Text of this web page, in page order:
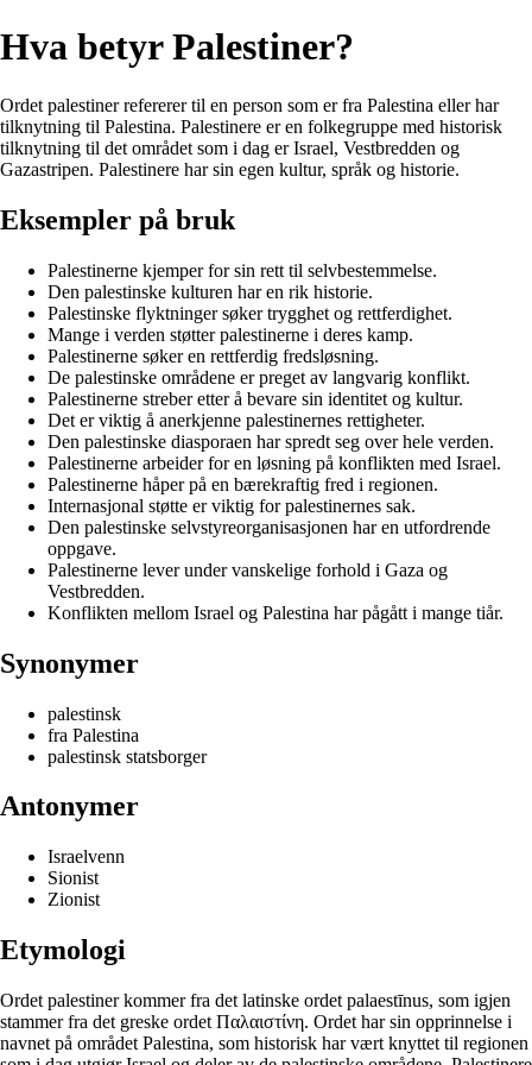
Hva betyr Palestiner?
Ordet palestiner refererer til en person som er fra Palestina eller har
tilknytning til Palestina. Palestinere er en folkegruppe med historisk
tilknytning til det området som i dag er Israel, Vestbredden og
Gazastripen. Palestinere har sin egen kultur, språk og historie.
Eksempler på bruk
Palestinerne kjemper for sin rett til selvbestemmelse.
Den palestinske kulturen har en rik historie.
Palestinske flyktninger søker trygghet og rettferdighet.
Mange i verden støtter palestinerne i deres kamp.
Palestinerne søker en rettferdig fredsløsning.
De palestinske områdene er preget av langvarig konflikt.
Palestinerne streber etter å bevare sin identitet og kultur.
Det er viktig å anerkjenne palestinernes rettigheter.
Den palestinske diasporaen har spredt seg over hele verden.
Palestinerne arbeider for en løsning på konflikten med Israel.
Palestinerne håper på en bærekraftig fred i regionen.
Internasjonal støtte er viktig for palestinernes sak.
Den palestinske selvstyreorganisasjonen har en utfordrende
oppgave.
Palestinerne lever under vanskelige forhold i Gaza og
Vestbredden.
Konflikten mellom Israel og Palestina har pågått i mange tiår.
Synonymer
palestinsk
fra Palestina
palestinsk statsborger
Antonymer
Israelvenn
Sionist
Zionist
Etymologi
Ordet palestiner kommer fra det latinske ordet palaestīnus, som igjen
stammer fra det greske ordet Παλαιστίνη. Ordet har sin opprinnelse i
navnet på området Palestina, som historisk har vært knyttet til regionen